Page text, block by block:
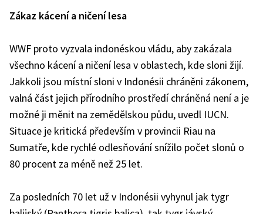
Zákaz kácení a ničení lesa
WWF proto vyzvala indonéskou vládu, aby zakázala
všechno kácení a ničení lesa v oblastech, kde sloni žijí.
Jakkoli jsou místní sloni v Indonésii chráněni zákonem,
valná část jejich přírodního prostředí chráněná není a je
možné ji měnit na zemědělskou půdu, uvedl IUCN.
Situace je kritická především v provincii Riau na
Sumatře, kde rychlé odlesňování snížilo počet slonů o
80 procent za méně než 25 let.
Za posledních 70 let už v Indonésii vyhynul jak tygr